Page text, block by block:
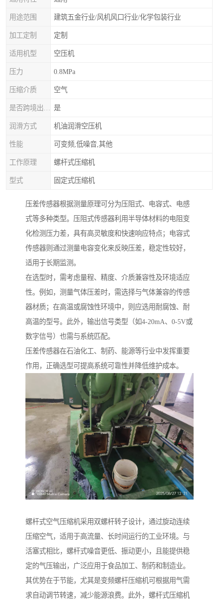
用途范围 建筑五金行业/风机风口行业/化学包装行业
加工定制 定制
适用机型 空压机
压力 0.8MPa
压缩介质 空气
是
润滑方式 机油润滑空压机
性能 可变频,低噪音,其他
工作原理 螺杆式压缩机
型式 固定式压缩机
压差传感器根据测量原理可分为压阻式、电容式、电感
式等多种类型。压阻式传感器利用半导体材料的电阻变
化检测压力差，具有高灵敏度和快速响应特点；电容式
传感器则通过测量电容变化来反映压差，稳定性较好，
适用于长期监测。
在选型时，需考虑量程、精度、介质兼容性及环境适应
性。例如，测量气体压差时，需选择与气体兼容的传感
器材质；在高温或腐蚀性环境中，则应选用耐腐蚀、耐
高温的型号。此外，输出信号类型（如4-20mA、0-5V或
数字信号）也需与系统匹配。
压差传感器在石油化工、制药、能源等行业中发挥重要
作用，正确选型可提高系统可靠性并降低维护成本。
螺杆式空气压缩机采用双螺杆转子设计，通过旋动连续
压缩空气，适用于高流量、长时间运行的工业环境。与
活塞式相比，螺杆式噪音更低、振动更小，且能提供稳
定的气压输出，广泛应用于食品加工、制药和制造业。
其优势在于节能，尤其是变频螺杆压缩机可根据用气需
求自动调节转速，减少能源浪费。此外，螺杆式压缩机